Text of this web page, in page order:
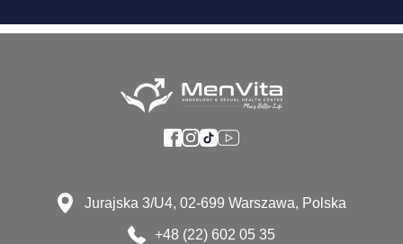
Jurajska 3/U4, 02-699 Warszawa, Polska
+48 (22) 602 05 35